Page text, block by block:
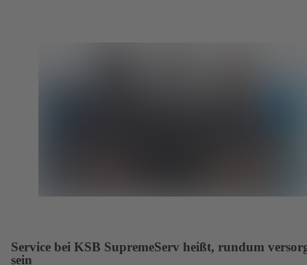
Service bei KSB SupremeServ heißt, rundum
sein